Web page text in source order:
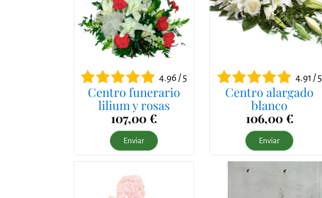
4.96 / 5
Centro funerario
lilium y rosas
107,00 €
Enviar
4.91 / 5
Centro alargado
blanco
106,00 €
Enviar